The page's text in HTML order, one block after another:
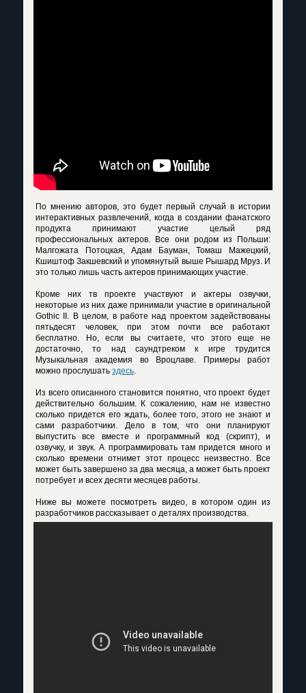
По мнению авторов, это будет первый случай в истории
интерактивных развлечений, когда в создании фанатского
продукта принимают участие целый ряд
профессиональных актеров. Все они родом из Польши:
Малгожата Потоцкая, Адам Бауман, Томаш Мажецкий,
Кшиштоф Закшевский и упомянутый выше Рышард Мруз. И
это только лишь часть актеров принимающих участие.
Кроме них тв проекте участвуют и актеры озвучки,
некоторые из них даже принимали участие в оригинальной
Gothic II. В целом, в работе над проектом задействованы
пятьдесят человек, при этом почти все работают
бесплатно. Но, если вы считаете, что этого еще не
достаточно, то над саундтреком к игре трудится
Музыкальная академия во Вроцлаве. Примеры работ
можно прослушать здесь.
Из всего описанного становится понятно, что проект будет
действительно большим. К сожалению, нам не известно
сколько придется его ждать, более того, этого не знают и
сами разработчики. Дело в том, что они планируют
выпустить все вместе и программный код (скрипт), и
озвучку, и звук. А программировать там придется много и
сколько времени отнимет этот процесс неизвестно. Все
может быть завершено за два месяца, а может быть проект
потребует и всех десяти месяцев работы.
Ниже вы можете посмотреть видео, в котором один из
разработчиков рассказывает о деталях производства.